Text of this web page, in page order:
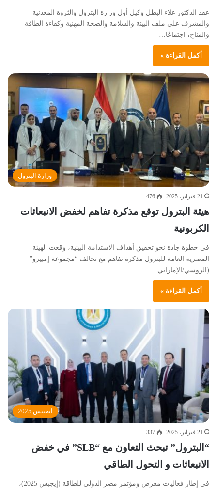
عقد الدكتور علاء البطل وكيل أول وزارة البترول والثروة المعدنية
والمشرف على ملف البيئة والسلامة والصحة المهنية وكفاءة الطاقة
والمناخ، اجتماعًا…
أكمل القراءة »
وزارة البترول
21 فبراير، 2025 476
هيئة البترول توقع مذكرة تفاهم لخفض الانبعاثات
الكربونية
في خطوة جادة نحو تحقيق أهداف الاستدامة البيئية، وقعت الهيئة
المصرية العامة للبترول مذكرة تفاهم مع تحالف “مجموعة إمبيرو”
(الروسي/الإماراتي…
أكمل القراءة »
ايجيبس 2025
21 فبراير، 2025 337
“البترول” تبحث التعاون مع “SLB” في خفض
الانبعاثات و التحول الطاقي
في إطار فعاليات معرض ومؤتمر مصر الدولي للطاقة (إيجبس 2025)،